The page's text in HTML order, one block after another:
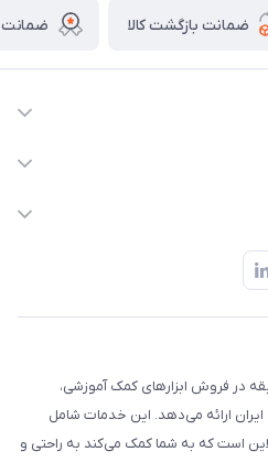
ضمانت بازگشت کالا ضمانت
در فروش ابزارهای کمک آموزشی،
ارائه می‌دهد. این خدمات شامل
است که به شما کمک می‌کند به راحتی و